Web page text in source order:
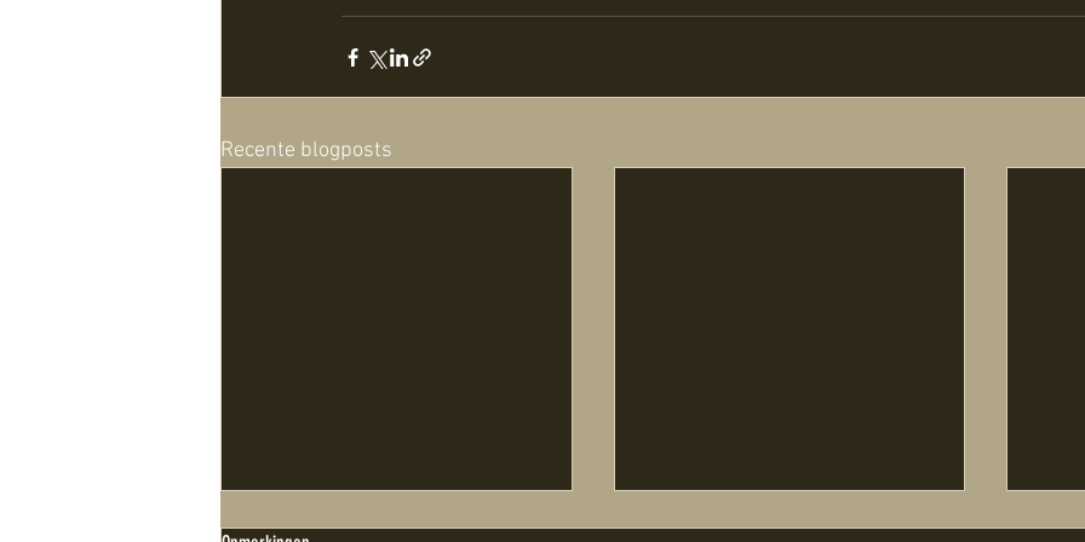
Recente blogposts